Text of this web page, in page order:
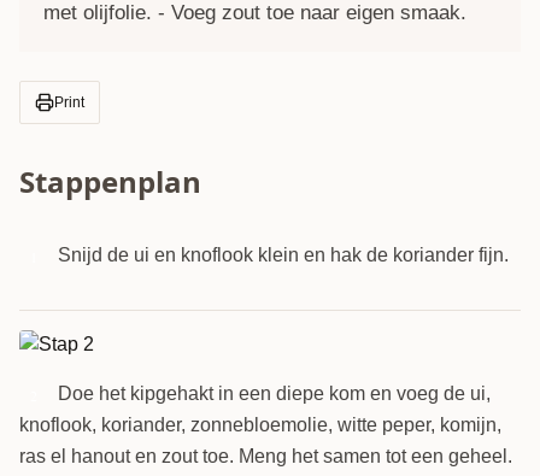
met olijfolie. - Voeg zout toe naar eigen smaak.
Print
Stappenplan
Snijd de ui en knoflook klein en hak de koriander fijn.
Doe het kipgehakt in een diepe kom en voeg de ui,
knoflook, koriander, zonnebloemolie, witte peper, komijn,
ras el hanout en zout toe. Meng het samen tot een geheel.